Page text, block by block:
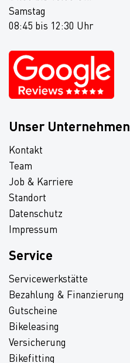
Samstag
08:45 bis 12:30 Uhr
Unser Unternehmen
Kontakt
Team
Job & Karriere
Standort
Datenschutz
Impressum
Service
Servicewerkstätte
Bezahlung & Finanzierung
Gutscheine
Bikeleasing
Versicherung
Bikefitting